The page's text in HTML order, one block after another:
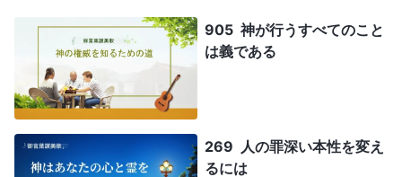
905 神が行うすべてのこと
は義である
269 人の罪深い本性を変え
るには